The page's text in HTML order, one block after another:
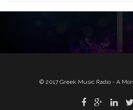
© 2017 Greek Music Radio - A